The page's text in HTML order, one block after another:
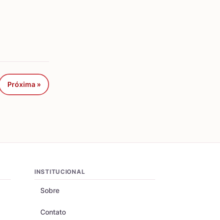
Próxima »
INSTITUCIONAL
Sobre
Contato